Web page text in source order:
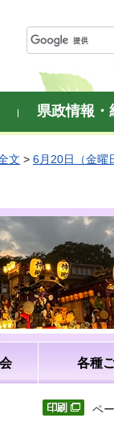
県政情報・
文 > 6月20日（金曜
各種
ペ